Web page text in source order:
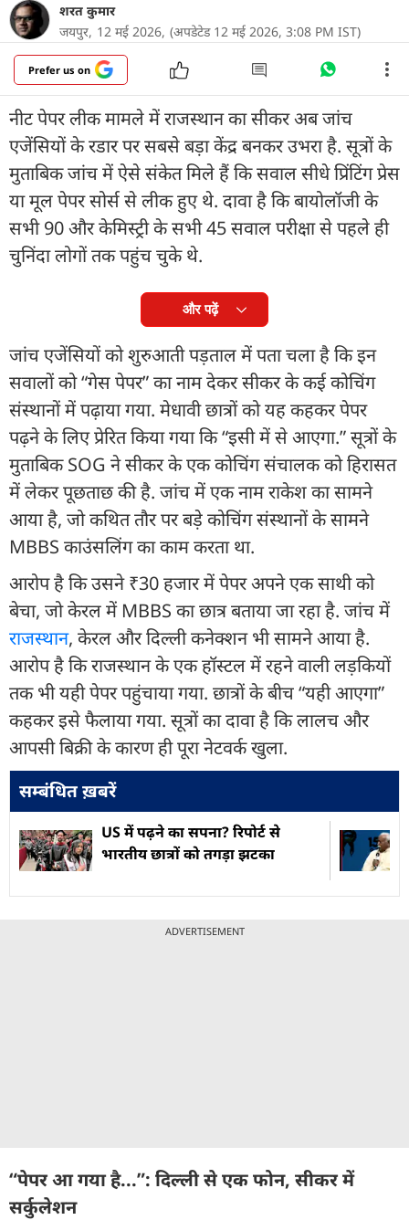
शरत कुमार
जयपुर, 12 मई 2026, (अपडेटेड 12 मई 2026, 3:08 PM IST)
Prefer us on
नीट पेपर लीक मामले में राजस्थान का सीकर अब जांच
एजेंसियों के रडार पर सबसे बड़ा केंद्र बनकर उभरा है. सूत्रों के
मुताबिक जांच में ऐसे संकेत मिले हैं कि सवाल सीधे प्रिंटिंग प्रेस
या मूल पेपर सोर्स से लीक हुए थे. दावा है कि बायोलॉजी के
सभी 90 और केमिस्ट्री के सभी 45 सवाल परीक्षा से पहले ही
चुनिंदा लोगों तक पहुंच चुके थे.
और पढ़ें
जांच एजेंसियों को शुरुआती पड़ताल में पता चला है कि इन
सवालों को “गेस पेपर” का नाम देकर सीकर के कई कोचिंग
संस्थानों में पढ़ाया गया. मेधावी छात्रों को यह कहकर पेपर
पढ़ने के लिए प्रेरित किया गया कि “इसी में से आएगा.” सूत्रों के
मुताबिक SOG ने सीकर के एक कोचिंग संचालक को हिरासत
में लेकर पूछताछ की है. जांच में एक नाम राकेश का सामने
आया है, जो कथित तौर पर बड़े कोचिंग संस्थानों के सामने
MBBS काउंसलिंग का काम करता था.
आरोप है कि उसने ₹30 हजार में पेपर अपने एक साथी को
बेचा, जो केरल में MBBS का छात्र बताया जा रहा है. जांच में
राजस्थान, केरल और दिल्ली कनेक्शन भी सामने आया है.
आरोप है कि राजस्थान के एक हॉस्टल में रहने वाली लड़कियों
तक भी यही पेपर पहुंचाया गया. छात्रों के बीच “यही आएगा”
कहकर इसे फैलाया गया. सूत्रों का दावा है कि लालच और
आपसी बिक्री के कारण ही पूरा नेटवर्क खुला.
सम्बंधित ख़बरें
US में पढ़ने का सपना? रिपोर्ट से
भारतीय छात्रों को तगड़ा झटका
ADVERTISEMENT
“पेपर आ गया है...”: दिल्ली से एक फोन, सीकर में
सर्कुलेशन